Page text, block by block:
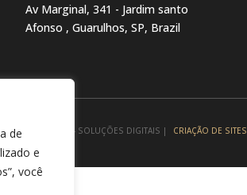
de
e
você
Av Marginal, 341 - Jardim santo
Afonso , Guarulhos, SP, Brazil
→ POR: CONEKI - SOLUÇÕES DIGITAIS | CRIAÇÃO DE SITES